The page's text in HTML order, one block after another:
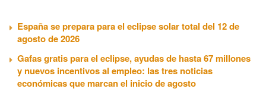
España se prepara para el eclipse solar total del 12 de
agosto de 2026
Gafas gratis para el eclipse, ayudas de hasta 67 millones
y nuevos incentivos al empleo: las tres noticias
económicas que marcan el inicio de agosto